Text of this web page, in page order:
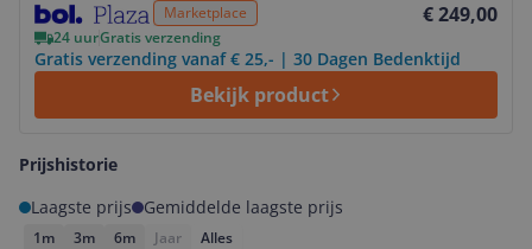
Marketplace € 249,00
24 uurGratis verzending
Gratis verzending vanaf € 25,- | 30 Dagen Bedenktijd
Bekijk product
Prijshistorie
Laagste prijs
Gemiddelde laagste prijs
1m 3m 6m Jaar Alles